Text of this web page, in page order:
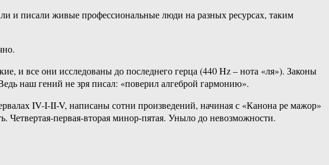
и писали живые профессиональные люди на разных ресурсах, таким
и все они исследованы до последнего герца (440 Hz – нота «ля»). Законы
наш гений не зря писал: «поверил алгеброй гармонию».
IV-I-II-V, написаны сотни произведений, начиная с «Канона ре мажор»
первая-вторая минор-пятая. Уныло до невозможности.